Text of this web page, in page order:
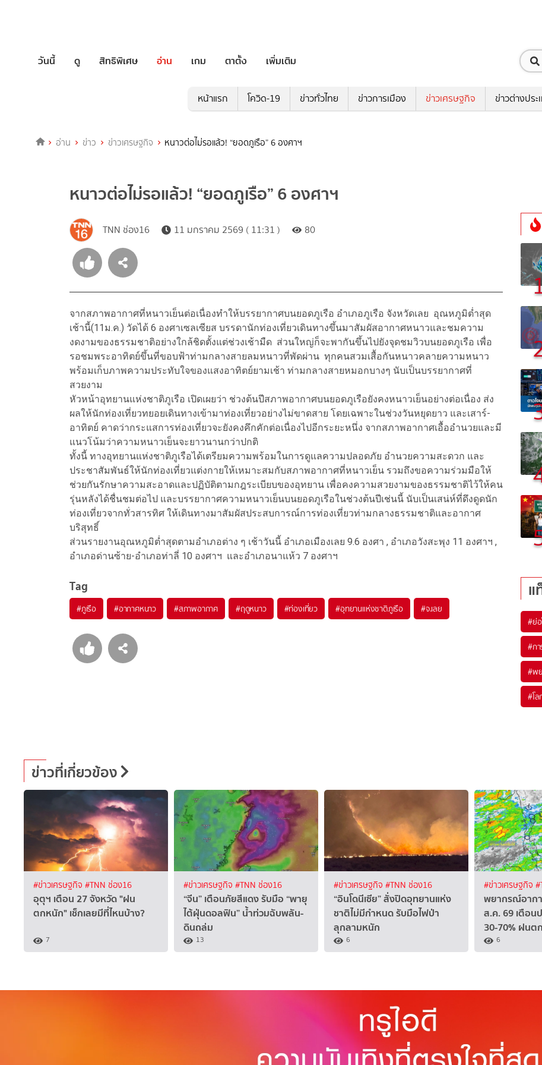
วันนี้ ดู สิทธิพิเศษ อ่าน เกม ตาตั้ง เพิ่มเติม
หน้าแรก โควิด-19 ข่าวทั่วไทย ข่าวการเมือง ข่าวเศรษฐกิจ ข่าวต่างประ
อ่าน ข่าว ข่าวเศรษฐกิจ หนาวต่อไม่รอแล้ว! “ยอดภูเรือ” 6 องศาฯ
หนาวต่อไม่รอแล้ว! “ยอดภูเรือ” 6 องศาฯ
TNN ช่อง16 11 มกราคม 2569 ( 11:31 ) 80
จากสภาพอากาศที่หนาวเย็นต่อเนื่องทำให้บรรยากาศบนยอดภูเรือ อำเภอภูเรือ จังหวัดเลย อุณหภูมิต่ำสุด
เช้านี้(11ม.ค.) วัดได้ 6 องศาเซลเซียส บรรดานักท่องเที่ยวเดินทางขึ้นมาสัมผัสอากาศหนาวและชมความ
งดงามของธรรมชาติอย่างใกล้ชิดตั้งแต่ช่วงเช้ามืด ส่วนใหญ่ก็จะพากันขึ้นไปยังจุดชมวิวบนยอดภูเรือ เพื่อ
รอชมพระอาทิตย์ขึ้นที่ขอบฟ้าท่ามกลางสายลมหนาวที่พัดผ่าน ทุกคนสวมเสื้อกันหนาวคลายความหนาว
พร้อมเก็บภาพความประทับใจของแสงอาทิตย์ยามเช้า ท่ามกลางสายหมอกบางๆ นับเป็นบรรยากาศที่
สวยงาม
หัวหน้าอุทยานแห่งชาติภูเรือ เปิดเผยว่า ช่วงต้นปีสภาพอากาศบนยอดภูเรือยังคงหนาวเย็นอย่างต่อเนื่อง ส่ง
ผลให้นักท่องเที่ยวทยอยเดินทางเข้ามาท่องเที่ยวอย่างไม่ขาดสาย โดยเฉพาะในช่วงวันหยุดยาว และเสาร์-
อาทิตย์ คาดว่ากระแสการท่องเที่ยวจะยังคงคึกคักต่อเนื่องไปอีกระยะหนึ่ง จากสภาพอากาศเอื้ออำนวยและมี
แนวโน้มว่าความหนาวเย็นจะยาวนานกว่าปกติ
ทั้งนี้ ทางอุทยานแห่งชาติภูเรือได้เตรียมความพร้อมในการดูแลความปลอดภัย อำนวยความสะดวก และ
ประชาสัมพันธ์ให้นักท่องเที่ยวแต่งกายให้เหมาะสมกับสภาพอากาศที่หนาวเย็น รวมถึงขอความร่วมมือให้
ช่วยกันรักษาความสะอาดและปฏิบัติตามกฎระเบียบของอุทยาน เพื่อคงความสวยงามของธรรมชาติไว้ให้คน
รุ่นหลังได้ชื่นชมต่อไป และบรรยากาศความหนาวเย็นบนยอดภูเรือในช่วงต้นปีเช่นนี้ นับเป็นเสน่ห์ที่ดึงดูดนัก
ท่องเที่ยวจากทั่วสารทิศ ให้เดินทางมาสัมผัสประสบการณ์การท่องเที่ยวท่ามกลางธรรมชาติและอากาศ
บริสุทธิ์
ส่วนรายงานอุณหภูมิต่ำสุดตามอำเภอต่าง ๆ เช้าวันนี้ อำเภอเมืองเลย 9.6 องศา , อำเภอวังสะพุง 11 องศาฯ ,
อำเภอด่านซ้าย-อำเภอท่าลี่ 10 องศาฯ และอำเภอนาแห้ว 7 องศาฯ
Tag
#ภูเรือ #อากาศหนาว #สภาพอากาศ #ฤดูหนาว #ท่องเที่ยว #อุทยานแห่งชาติภูเรือ #จ.เลย
แ
#ย่
#ก
#พ
#โ
ข่าวที่เกี่ยวข้อง
#ข่าวเศรษฐกิจ #TNN ช่อง16
อุตุฯ เตือน 27 จังหวัด "ฝน
ตกหนัก" เช็กเลยมีที่ไหนบ้าง?
7
#ข่าวเศรษฐกิจ #TNN ช่อง16
“จีน” เตือนภัยสีแดง รับมือ “พายุ
ไต้ฝุ่นดอลฟิน” น้ำท่วมฉับพลัน-
ดินถล่ม
13
#ข่าวเศรษฐกิจ #TNN ช่อง16
“อินโดนีเซีย” สั่งปิดอุทยานแห่ง
ชาติไม่มีกำหนด รับมือไฟป่า
ลุกลามหนัก
6
#ข่าวเศรษฐกิจ
พยากรณ์อาก
ส.ค. 69 เตือน
30-70% ฝนต
6